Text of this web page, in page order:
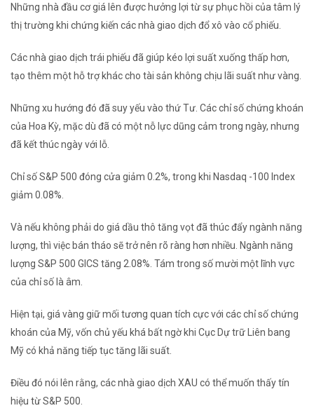
Những nhà đầu cơ giá lên được hưởng lợi từ sự phục hồi của tâm lý
thị trường khi chứng kiến ​​các nhà giao dịch đổ xô vào cổ phiếu.
Các nhà giao dịch trái phiếu đã giúp kéo lợi suất xuống thấp hơn,
tạo thêm một hỗ trợ khác cho tài sản không chịu lãi suất như vàng.
Những xu hướng đó đã suy yếu vào thứ Tư. Các chỉ số chứng khoán
của Hoa Kỳ, mặc dù đã có một nỗ lực dũng cảm trong ngày, nhưng
đã kết thúc ngày với lỗ.
Chỉ số S&P 500 đóng cửa giảm 0.2%, trong khi Nasdaq -100 Index
giảm 0.08%.
Và nếu không phải do giá dầu thô tăng vọt đã thúc đẩy ngành năng
lượng, thì việc bán tháo sẽ trở nên rõ ràng hơn nhiều. Ngành năng
lượng S&P 500 GICS tăng 2.08%. Tám trong số mười một lĩnh vực
của chỉ số là âm.
Hiện tại, giá vàng giữ mối tương quan tích cực với các chỉ số chứng
khoán của Mỹ, vốn chủ yếu khá bất ngờ khi Cục Dự trữ Liên bang
Mỹ có khả năng tiếp tục tăng lãi suất.
Điều đó nói lên rằng, các nhà giao dịch XAU có thể muốn thấy tín
hiệu từ S&P 500.